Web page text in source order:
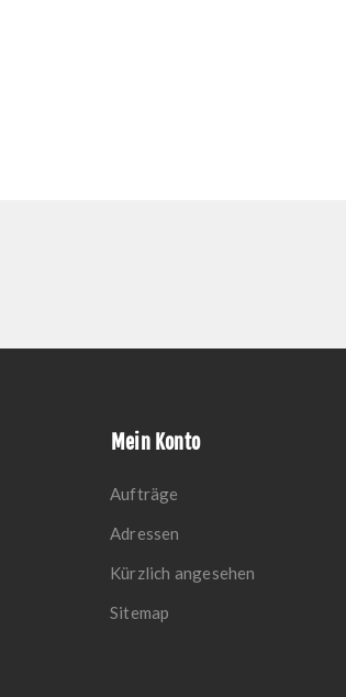
Mein Konto
Aufträge
Adressen
Kürzlich angesehen
Sitemap